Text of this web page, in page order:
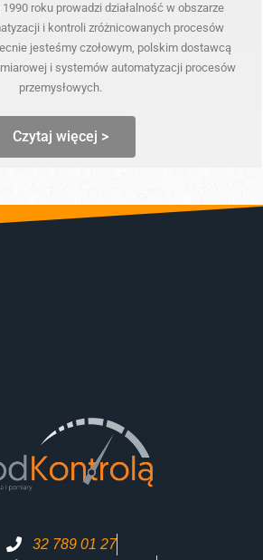
1990 roku prowadzi działalność w obszarze
i kontroli zróżnicowanych procesów
jesteśmy czołowym, polskim dostawcą
i systemów automatyzacji procesów
przemysłowych.
Czytaj więcej >
32 789 01 27